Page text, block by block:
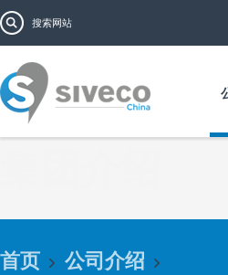
搜索表单
首页 公司介绍